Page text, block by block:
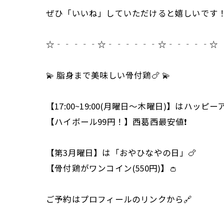
ぜひ「いいね」していただけると嬉しいです
☆‐‐‐‐‐☆‐‐‐‐‐‐☆‐‐‐‐‐☆
💫 脂身まで美味しい骨付鶏🍗 💫
【17:00~19:00(月曜日～木曜日)】はハッピー
【ハイボール99円！】西葛西最安値❗
【第3月曜日】は「おやひなやの日」🍗
【骨付鶏がワンコイン(550円)】👛
ご予約はプロフィールのリンクから🔗